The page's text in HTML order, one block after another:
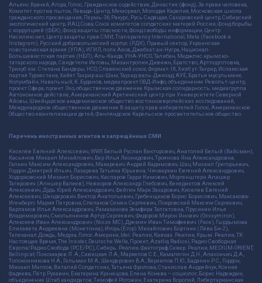
Альянс Врачей, Агора, Голос, Гражданское содействие, Династия (фонд), За права человека,
Комитет против пыток, Левада-Центр, Мемориал, Молодая Карелия, Московская школа
гражданского просвещения, Пермь-36, Ракурс, Русь Сидящая, Сахаровский центр, Сибирский
экологический центр, ИАЦ Сова, Союз комитетов солдатских матерей России, Фонд борьбы
с коррупцией (ФБК), Фонд защиты гласности, Фонд свободы информации, Центр
Насилию.нет, Центр защиты прав СМИ, Transparency International, Meta (Facebook и
Instagram), Русский добровольческий корпус (РДК), Правый сектор, Украинская
повстанческая армия (УПА), ИГИЛ, полк Азов, Джебхат ан-Нусра, Национал-
Большевистская партия (НБП), Аль-Каида, УНА-УНСО, Талибан, Меджлис крымско-
татарского народа, Свидетели Иеговы, Мизантропик Дивижн, Братство, Артподготовка,
Тризуб им. Степана Бандеры, НСО, Славянский союз, Формат-18, Хизб ут-Тахрир, Исламская
партия Туркестана, Хайят Тахрир аш-Шам, Таухид валь-Джихад, АУЕ, Братья мусульмане,
Колумбайн, Навальный, К. Буданов, медиапроект ОВД-Инфо, объединение Револьт-центр,
проект Сфера, проект Эхо, общественное движение Крымская солидарность, медиагруппа
Автономное действие, Американский Арктический центр при Университете Северной
Айовы, Швейцарское академическое общество восточноевропейских исследований,
Международное общественное движение В защиту прав избирателей Голос, Американское
Общество евангелизации детей, Финляндское Карельское просветительское общество.
Перечень иностранных агентов и запрещённых СМИ
Киселёв Евгений Алекссевич, WWF, Белый Руслан Викторович, Анатолий Белый (Вайсман),
Касьянов Михаил Михайлович, Бер Илья Леонидович, Троянова Яна Александровна,
Галкин Максим Александрович, Макаревич Андрей Вадимович, Шац Михаил Григорьевич,
Гордон Дмитрий Ильич, Лазарева Татьяна Юрьевна, Чичваркин Евгений Александрович,
Ходорковский Михаил Борисович, Каспаров Гарри Кимович, Моргенштерн Алишер
Тагирович (Алишер Валеев), Невзоров Александр Глебович, Венедиктов Алексей
Алексеевич, Дудь Юрий Александрович, Фейгин Марк Захарович, Киселев Евгений
Алексеевич, Шендерович Виктор Анатольевич, Гребенщиков Борис Борисович, Максакова-
Игенбергс Мария Петровна, Слепаков Семен Сергеевич, Покровский Максим Сергеевич,
Варламов Илья Александрович, Рамазанова Земфира Талгатовна, Прусикин Илья
Владимирович, Смольянинов Артур Сергеевич, Федоров Мирон Янович (Oxxxymiron),
Алексеев Иван Александрович (Noize MC), Дремин Иван Тимофеевич (Face), Гырдымова
Елизавета Андреевна (Монеточка), Игорь(Егор) Михайлович Бортник (Лёва Би-2),
Телеканал Дождь, Медуза, Голос Америки, Idel. Реалии, Кавказ. Реалии, Крым. Реалии, ТК
Настоящее Время, The Insider, Deutsche Welle, Проект, Azatliq Radiosi, Радио Свободная
Европа/Радио Свобода (PCE/PC), Сибирь. Реалии, Фактограф, Север. Реалии, MEDIUM-ORIENT,
Bellingcat, Пономарев Л. А., Савицкая Л.А., Маркелов С.Е., Камалягин Д.Н., Апахончич Д.А.,
Толоконникова Н.А., Гельман М.А., Шендерович В.А., Верзилов П.Ю., Баданин Р.С., Гордон,
Михаил Маглов, Виталий Солдатских, Татьяна Фролова, Станислав Андрейчук, Ксения
Фадеева, Пётр Рузавин, Екатерина Кузнецова, Елена Конева – социолог, Борис Надеждин,
объединение Штаб кандидатов, Тимофей Рогожин, Екатерина Воропай, Либертарианская